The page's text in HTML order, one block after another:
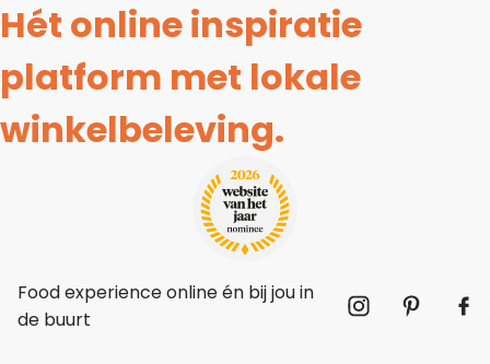
Hét online inspiratie
platform met lokale
winkelbeleving.
Food experience online én bij jou in
de buurt